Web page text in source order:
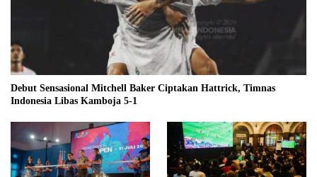
Debut Sensasional Mitchell Baker Ciptakan Hattrick, Timnas
Indonesia Libas Kamboja 5-1